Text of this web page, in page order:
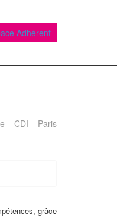
Adhérent
– CDI – Paris
grâce